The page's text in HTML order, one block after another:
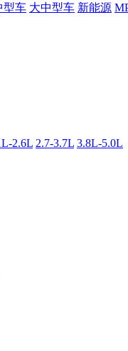
型车 大中型车 新能源
2.6L 2.7-3.7L 3.8L-5.0L